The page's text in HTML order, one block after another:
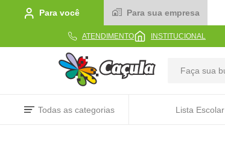
Para você Para sua empresa
ATENDIMENTO INSTITUCIONAL
Todas as categorias Lista Escolar
TERMOS MAIS BUSCADOS